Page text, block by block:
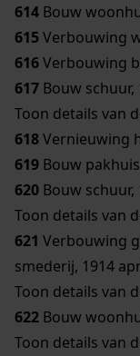
614 Bouw
615Verbouwing
616Verbouwing
617 Bouw schuur,
Toon details van
618Vernieuwing
619 Bouw
620 Bouw schuur,
Toon details van
621 Verbouwing
smederij, 1914
Toon details van
622 Bouw
Toon details van